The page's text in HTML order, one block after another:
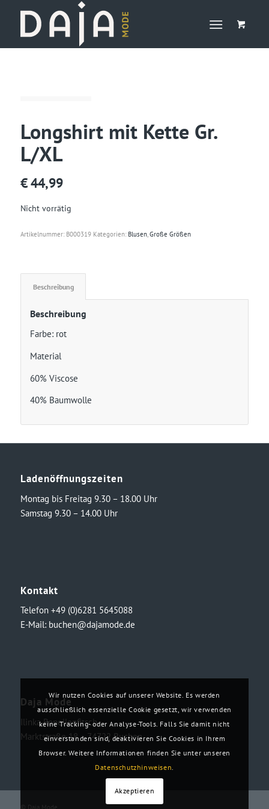
Longshirt mit Kette Gr.
L/XL
€44,99
Nicht vorrätig
Artikelnummer: B000319 Kategorien: Blusen,Große Größen
Beschreibung
Beschreibung
Farbe: rot
Material
60% Viscose
40% Baumwolle
Ladenöffnungszeiten
Montag bis Freitag 9.30 – 18.00 Uhr
Samstag 9.30 – 14.00 Uhr
Kontakt
Telefon +49 (0)6281 5645088
E-Mail: buchen@dajamode.de
Daja Mode
Ilinka Ronellenfitsch
Marktstraße 18・74722 Buchen
© Daja Mode
Wir nutzen Cookies auf unserer Website. Es werden
ausschließlich essenzielle Cookie gesetzt, wir verwenden
keine Tracking- oder Analyse-Tools. Falls Sie damit nicht
einverstanden sind, deaktivieren Sie Cookies in Ihrem
Browser. Weitere Informationen finden Sie unter unseren
Datenschutzhinweisen.
Akzeptieren